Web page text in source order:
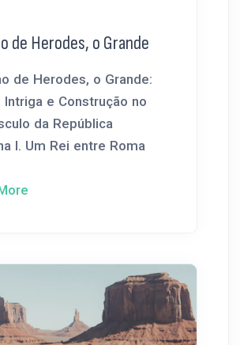
de Herodes, o Grande
de Herodes, o Grande:
Intriga e Construção no
da República
I. Um Rei entre Roma